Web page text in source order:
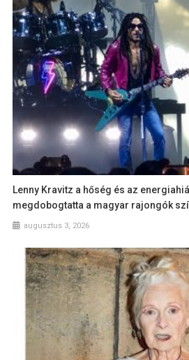
Lenny Kravitz a hőség és az
megdobogtatta a magyar rajongók
augusztus 3, 2026